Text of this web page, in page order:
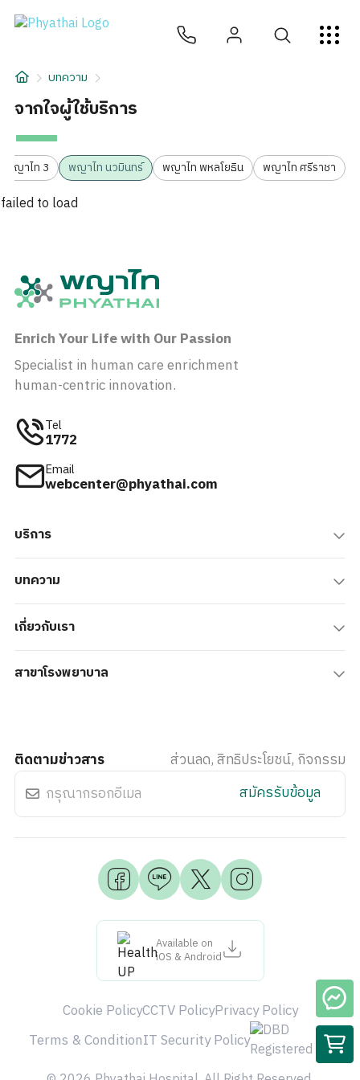
TH English
บทความ
เกี่ยวกับเรา
สาขาโรงพยาบาล
บทความ
จากใจผู้ใช้บริการ
พญาไท 3 พญาไท นวมินทร์ พญาไท พหลโยธิน พญาไท ศรีราชา
failed to load
Enrich Your Life with Our Passion
Specialist in human care enrichment
human-centric innovation.
Tel
1772
Email
webcenter@phyathai.com
บริการ
บทความ
เกี่ยวกับเรา
สาขาโรงพยาบาล
Available on
iOS & Android
ติดตามข่าวสาร
ส่วนลด, สิทธิประโยชน์, กิจกรรม
สมัครรับข้อมูล
Cookie PolicyCCTV PolicyPrivacy Policy
Terms & ConditionIT Security Policy